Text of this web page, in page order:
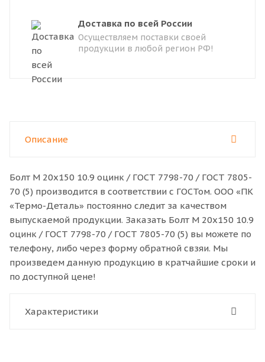
Доставка по всей России
Осуществляем поставки своей
продукции в любой регион РФ!
Описание
Болт M 20x150 10.9 оцинк / ГОСТ 7798-70 / ГОСТ 7805-
70 (5) производится в соответствии с ГОСТом. ООО «ПК
«Термо-Деталь» постоянно следит за качеством
выпускаемой продукции. Заказать Болт M 20x150 10.9
оцинк / ГОСТ 7798-70 / ГОСТ 7805-70 (5) вы можете по
телефону, либо через форму обратной свзяи. Мы
произведем данную продукцию в кратчайшие сроки и
по доступной цене!
Характеристики